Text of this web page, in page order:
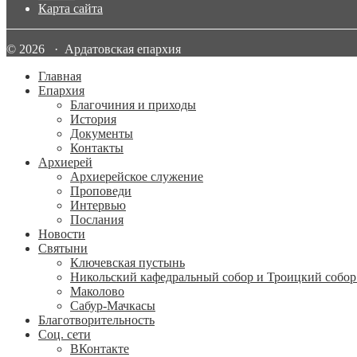
Карта сайта
© 2026 · Ардатовская епархия
Главная
Епархия
Благочиния и приходы
История
Документы
Контакты
Архиерей
Архиерейское служение
Проповеди
Интервью
Послания
Новости
Святыни
Ключевская пустынь
Никольский кафедральный собор и Троицкий собор
Маколово
Сабур-Мачкасы
Благотворительность
Соц. сети
ВКонтакте